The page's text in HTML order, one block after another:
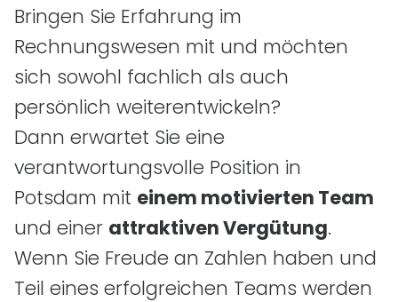
Bringen Sie Erfahrung im
Rechnungswesen mit und möchten
sich sowohl fachlich als auch
persönlich weiterentwickeln?
Dann erwartet Sie eine
verantwortungsvolle Position in
Potsdam mit einem motivierten Team
und einer attraktiven Vergütung.
Wenn Sie Freude an Zahlen haben und
Teil eines erfolgreichen Teams werden